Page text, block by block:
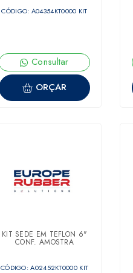
CÓDIGO: A04354KT0000 KIT
Consultar
ORÇAR
KIT SEDE EM TEFLON 6"
CONF. AMOSTRA
CÓDIGO: A02452KT0000 KIT